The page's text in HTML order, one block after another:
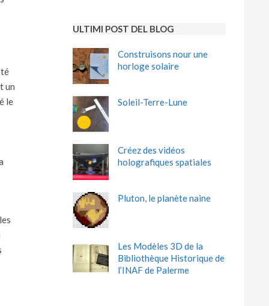
un
le
ULTIMI POST DEL BLOG
Construisons nour une
horloge solaire
Soleil-Terre-Lune
Créez des vidéos
holografiques spatiales
Pluton, le planète naine
Les Modèles 3D de la
Bibliothèque Historique de
l’INAF de Palerme